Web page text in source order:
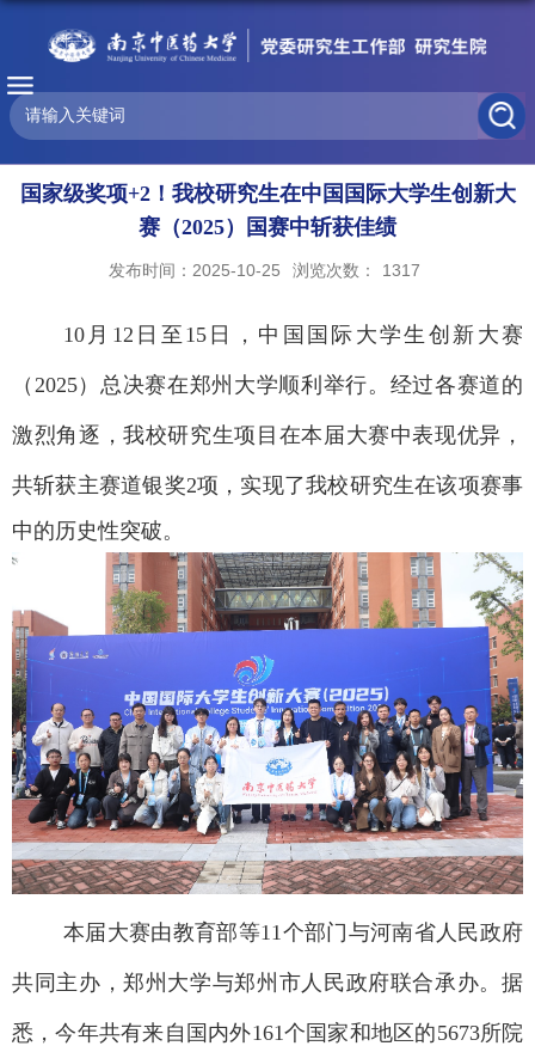
国家级奖项+2！我校研究生在中国国际大学生创新大
赛（2025）国赛中斩获佳绩
发布时间：2025-10-25 浏览次数： 1317
10 月 12 日至 15日，中国国际大学生创新大赛
（ 2025）总决赛在郑州大学顺利举行。经过各赛道的
激烈角逐，我校研究生项目在本届大赛中表现优异，
共斩获主赛道银奖2项，实现了我校研究生在该项赛事
中的历史性突破。
本届大赛由教育部等11 个部门与河南省人民政府
共同主办，郑州大学与郑州市人民政府联合承办。据
悉，今年共有来自国内外161个国家和地区的5673所院